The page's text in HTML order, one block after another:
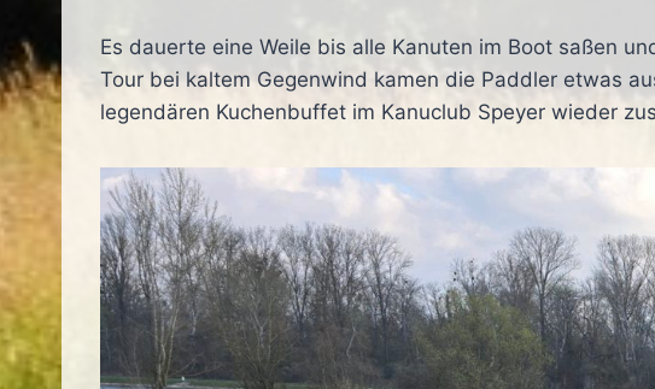
Es dauerte eine Weile bis alle Kanuten im Boot saßen
Tour bei kaltem Gegenwind kamen die Paddler etwas
legendären Kuchenbuffet im Kanuclub Speyer wieder